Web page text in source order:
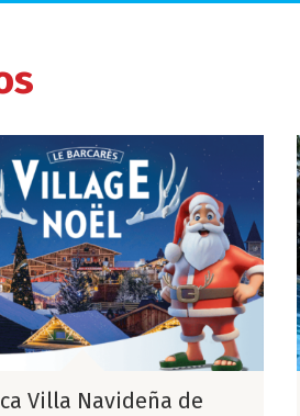
Villa Navideña de